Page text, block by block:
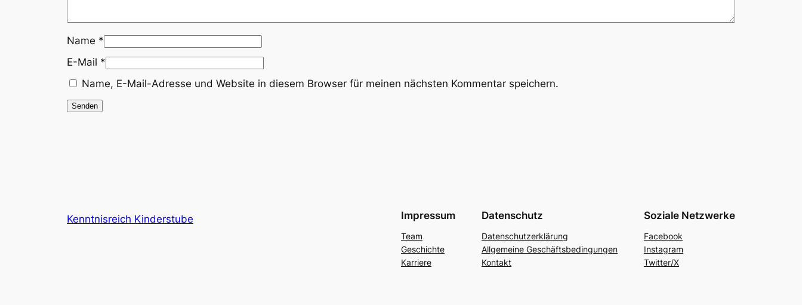
Name *
E-Mail *
Name, E-Mail-Adresse und Website in diesem Browser für meinen nächsten Kommentar speichern.
Kenntnisreich Kinderstube Impressum
Team
Geschichte
Karriere
Datenschutz
Datenschutzerklärung
Allgemeine Geschäftsbedingungen
Kontakt
Soziale Netzwerke
Facebook
Instagram
Twitter/X